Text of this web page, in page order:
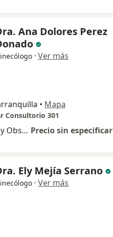
Ana Dolores Perez
· Ver más
• Mapa
Consultorio 301
Visita Ginecología y Obstetrícia Precio sin especificar
Ely Mejía Serrano
· Ver más